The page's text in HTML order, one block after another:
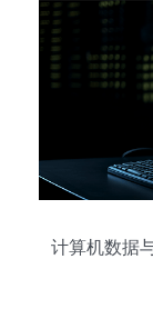
计算机数据